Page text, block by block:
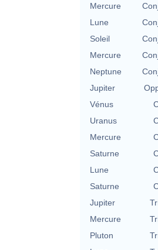
Mercure
Lune
Soleil
Mercure
Neptune
Jupiter
Vénus
Uranus
Mercure
Saturne
Lune
Saturne
Jupiter
Mercure
Pluton